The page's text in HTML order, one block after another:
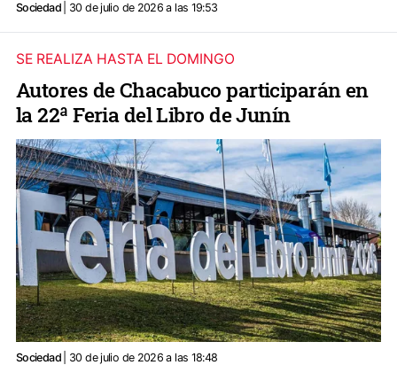
Sociedad | 30 de julio de 2026 a las 19:53
SE REALIZA HASTA EL DOMINGO
Autores de Chacabuco participarán en
la 22ª Feria del Libro de Junín
Sociedad | 30 de julio de 2026 a las 18:48